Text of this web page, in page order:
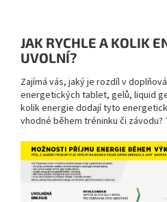
JAK RYCHLE A KOLIK
UVOLNÍ?
Zajímá vás, jaký je rozdíl v
energetických tablet, gelů, liquid
kolik energie dodají tyto
vhodné během tréninku či závodu?